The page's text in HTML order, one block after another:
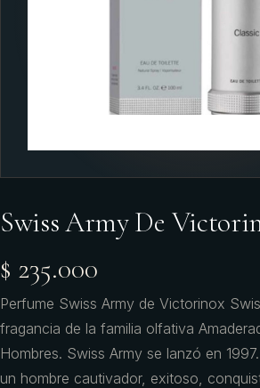
Swiss Army De
$ 235.000
Perfume Swiss Army de Victorinox
fragancia de la familia olfativa
Hombres. Swiss Army se lanzó en
un hombre cautivador, exitoso,